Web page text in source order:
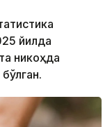
йилда
никоҳда